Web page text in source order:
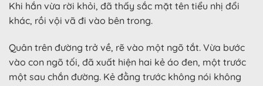
Khi hắn vừa rời khỏi, đã thấy sắc mặt tên tiểu nhị đổi
khác, rồi vội vã đi vào bên trong.
Quân trên đường trở về, rẽ vào một ngõ tắt. Vừa bước
vào con ngõ tối, đã xuất hiện hai kẻ áo đen, một trước
một sau chắn đường. Kẻ đằng trước không nói không